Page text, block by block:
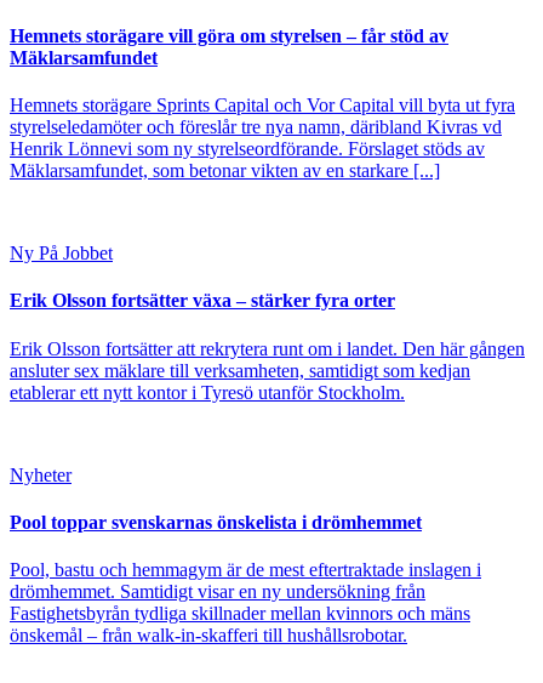
Hemnets storägare vill göra om styrelsen – får stöd av
Mäklarsamfundet
Hemnets storägare Sprints Capital och Vor Capital vill byta ut fyra
styrelseledamöter och föreslår tre nya namn, däribland Kivras vd
Henrik Lönnevi som ny styrelseordförande. Förslaget stöds av
Mäklarsamfundet, som betonar vikten av en starkare [...]
Ny På Jobbet
Erik Olsson fortsätter växa – stärker fyra orter
Erik Olsson fortsätter att rekrytera runt om i landet. Den här gången
ansluter sex mäklare till verksamheten, samtidigt som kedjan
etablerar ett nytt kontor i Tyresö utanför Stockholm.
Nyheter
Pool toppar svenskarnas önskelista i drömhemmet
Pool, bastu och hemmagym är de mest eftertraktade inslagen i
drömhemmet. Samtidigt visar en ny undersökning från
Fastighetsbyrån tydliga skillnader mellan kvinnors och mäns
önskemål – från walk-in-skafferi till hushållsrobotar.